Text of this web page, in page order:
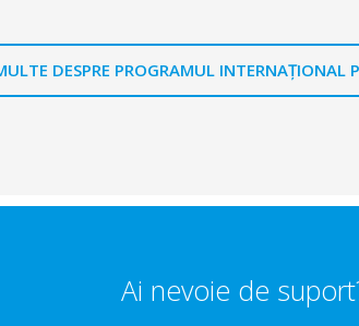
DESPRE PROGRAMUL INTERNAȚIONAL
Ai nevoie de